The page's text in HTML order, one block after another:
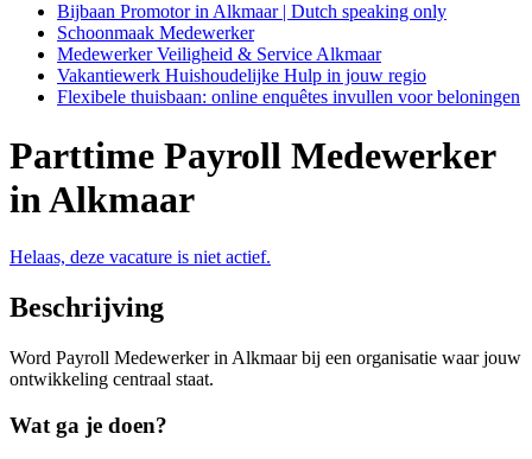
Bijbaan Promotor in Alkmaar | Dutch speaking only
Schoonmaak Medewerker
Medewerker Veiligheid & Service Alkmaar
Vakantiewerk Huishoudelijke Hulp in jouw regio
Flexibele thuisbaan: online enquêtes invullen voor beloningen
Parttime Payroll Medewerker
in Alkmaar
Helaas, deze vacature is niet actief.
Beschrijving
Word Payroll Medewerker in Alkmaar bij een organisatie waar jouw
ontwikkeling centraal staat.
Wat ga je doen?